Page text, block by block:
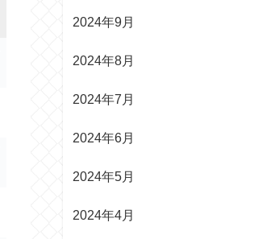
2024年9月
2024年8月
2024年7月
2024年6月
2024年5月
2024年4月